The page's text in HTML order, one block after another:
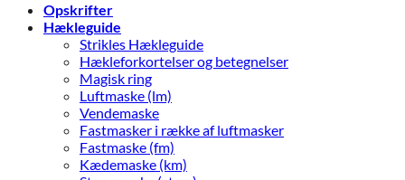
Opskrifter
Hækleguide
Strikles Hækleguide
Hækleforkortelser og betegnelser
Magisk ring
Luftmaske (lm)
Vendemaske
Fastmasker i række af luftmasker
Fastmaske (fm)
Kædemaske (km)